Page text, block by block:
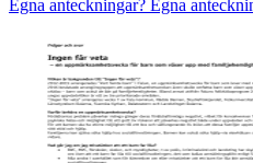
Egna anteckningar? Egna